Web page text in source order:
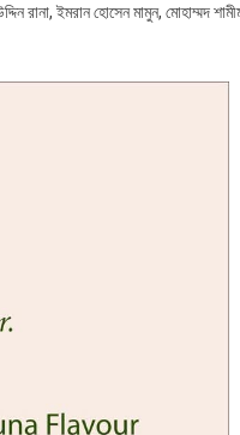
রানা, ইমরান হোসেন মামুন, মোহাম্মদ